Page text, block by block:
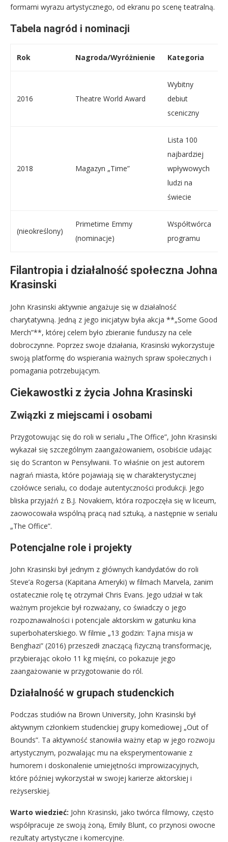
formami wyrazu artystycznego, od ekranu po scenę teatralną.
Tabela nagród i nominacji
Rok Nagroda/Wyróżnienie Kategoria
2016 Theatre World Award
Wybitny
debiut
sceniczny
2018 Magazyn „Time”
Lista 100
najbardziej
wpływowych
ludzi na
świecie
(nieokreślony)
Primetime Emmy
(nominacje)
Współtwórca
programu
Filantropia i działalność społeczna Johna
Krasinski
John Krasinski aktywnie angażuje się w działalność
charytatywną. Jedną z jego inicjatyw była akcja **„Some Good
Merch”**, której celem było zbieranie funduszy na cele
dobroczynne. Poprzez swoje działania, Krasinski wykorzystuje
swoją platformę do wspierania ważnych spraw społecznych i
pomagania potrzebującym.
Ciekawostki z życia Johna Krasinski
Związki z miejscami i osobami
Przygotowując się do roli w serialu „The Office”, John Krasinski
wykazał się szczególnym zaangażowaniem, osobiście udając
się do Scranton w Pensylwanii. To właśnie on jest autorem
nagrań miasta, które pojawiają się w charakterystycznej
czołówce serialu, co dodaje autentyczności produkcji. Jego
bliska przyjaźń z B.J. Novakiem, która rozpoczęła się w liceum,
zaowocowała wspólną pracą nad sztuką, a następnie w serialu
„The Office”.
Potencjalne role i projekty
John Krasinski był jednym z głównych kandydatów do roli
Steve’a Rogersa (Kapitana Ameryki) w filmach Marvela, zanim
ostatecznie rolę tę otrzymał Chris Evans. Jego udział w tak
ważnym projekcie był rozważany, co świadczy o jego
rozpoznawalności i potencjale aktorskim w gatunku kina
superbohaterskiego. W filmie „13 godzin: Tajna misja w
Benghazi” (2016) przeszedł znaczącą fizyczną transformację,
przybierając około 11 kg mięśni, co pokazuje jego
zaangażowanie w przygotowanie do ról.
Działalność w grupach studenckich
Podczas studiów na Brown University, John Krasinski był
aktywnym członkiem studenckiej grupy komediowej „Out of
Bounds”. Ta aktywność stanowiła ważny etap w jego rozwoju
artystycznym, pozwalając mu na eksperymentowanie z
humorem i doskonalenie umiejętności improwizacyjnych,
które później wykorzystał w swojej karierze aktorskiej i
reżyserskiej.
Warto wiedzieć: John Krasinski, jako twórca filmowy, często
współpracuje ze swoją żoną, Emily Blunt, co przynosi owocne
rezultaty artystyczne i komercyjne.